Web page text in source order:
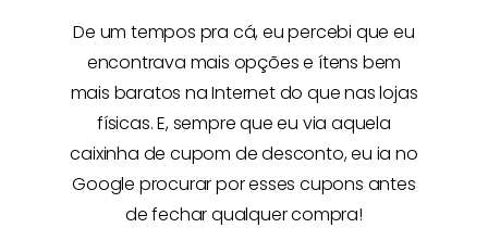
De um tempos pra cá, eu percebi que eu
encontrava mais opções e ítens bem
mais baratos na Internetdo que nas lojas
físicas. E, sempre que eu via aquela
caixinha de cupom de desconto, eu ia no
Google procurar por esses cupons antes
de fechar qualquer compra!